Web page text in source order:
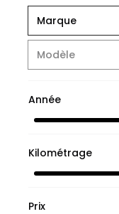
Marque
Modèle
Année
Kilométrage
Prix